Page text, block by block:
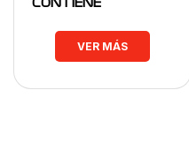
CONTIENE
VER MÁS